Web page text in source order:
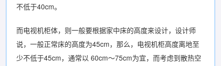
不低于40cm。
而电视机柜体，则一般要根据家中床的高度来设计，设计师
说，一般正常床的高度为45cm，那么，电视机柜高度离地至
少不低于45cm，通常以 60cm～75cm为宜，而考虑到散热空